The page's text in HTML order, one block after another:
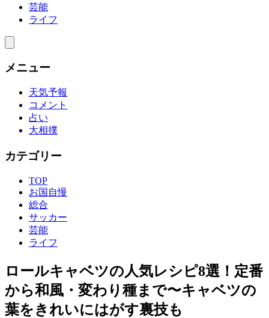
芸能
ライフ
メニュー
天気予報
コメント
占い
大相撲
カテゴリー
TOP
お国自慢
総合
サッカー
芸能
ライフ
ロールキャベツの人気レシピ8選！定番
から和風・変わり種まで〜キャベツの
葉をきれいにはがす裏技も